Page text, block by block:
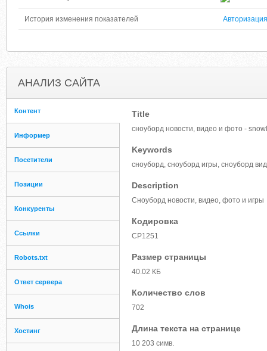
История изменения показателей Авторизация
АНАЛИЗ САЙТА
Контент
Информер
Посетители
Позиции
Конкуренты
Ссылки
Robots.txt
Ответ сервера
Whois
Хостинг
Title
сноуборд новости, видео и фото -
Keywords
сноуборд, сноуборд игры, сноуборд
Description
Сноуборд новости, видео, фото и игры
Кодировка
CP1251
Размер страницы
40.02 КБ
Количество слов
702
Длина текста на странице
10 203 симв.